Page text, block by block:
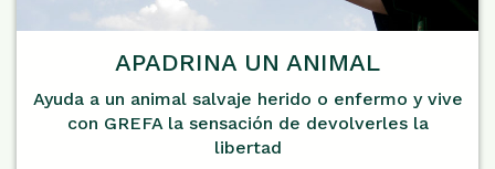
APADRINA UN ANIMAL
Ayuda a un animal salvaje herido o enfermo y vive
con GREFA la sensación de devolverles la
libertad